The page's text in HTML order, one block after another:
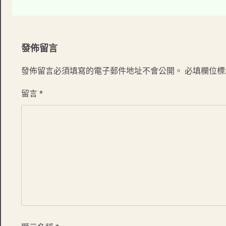
發佈留言
發佈留言必須填寫的電子郵件地址不會公開。 必填欄位
留言 *